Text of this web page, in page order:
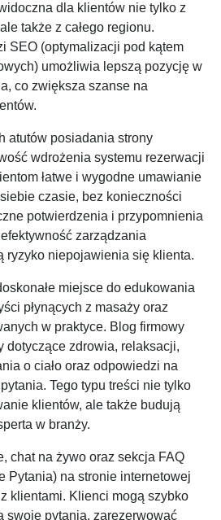
dla klientów nie tylko z
także z całego regionu.
SEO (optymalizacji pod kątem
umożliwia lepszą pozycję w
co zwiększa szanse na
atutów posiadania strony
wdrożenia systemu rezerwacji
łatwe i wygodne umawianie
czasie, bez konieczności
potwierdzenia i przypomnienia
zarządzania
ryzyko niepojawienia się klienta.
miejsce do edukowania
płynących z masaży oraz
w praktyce. Blog firmowy
dotyczące zdrowia, relaksacji,
o ciało oraz odpowiedzi na
Tego typu treści nie tylko
klientów, ale także budują
w branży.
chat na żywo oraz sekcja FAQ
Pytania) na stronie internetowej
klientami. Klienci mogą szybko
swoje pytania, zarezerwować